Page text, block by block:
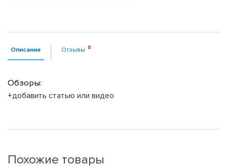
Описание Отзывы
Обзоры:
+добавить статью или видео
Похожие товары